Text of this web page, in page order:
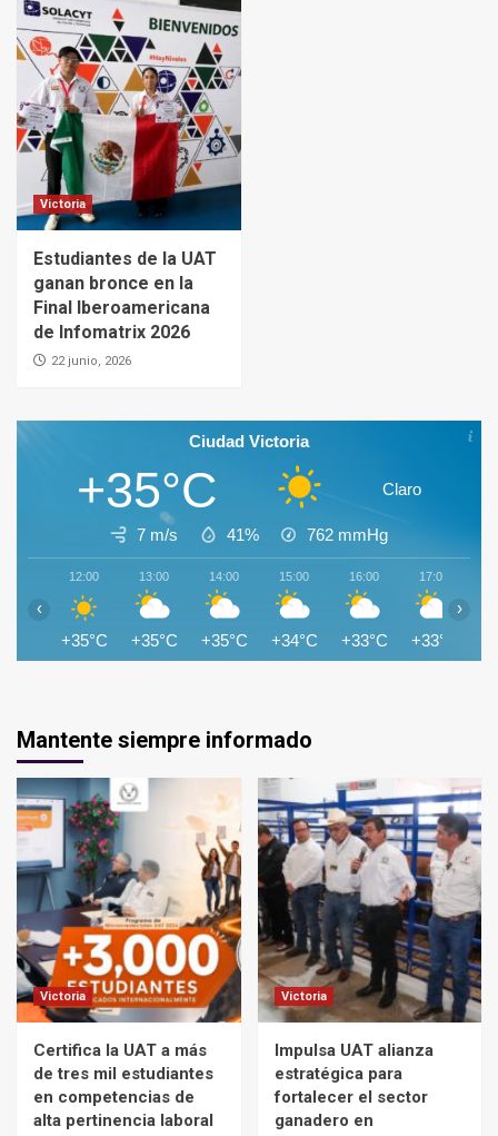
Victoria
Estudiantes de la UAT
ganan bronce en la
Final Iberoamericana
de Infomatrix 2026
22 junio, 2026
Ciudad Victoria
+35°C Claro
7 m/s 41% 762 mmHg
12:00
+35°C
13:00
+35°C
14:00
+35°C
15:00
+34°C
16:00
+33°C
17:00
+33°C
‹ ›
Mantente siempre informado
Victoria
Certifica la UAT a más
de tres mil estudiantes
en competencias de
alta pertinencia laboral
Victoria
Impulsa UAT alianza
estratégica para
fortalecer el sector
ganadero en